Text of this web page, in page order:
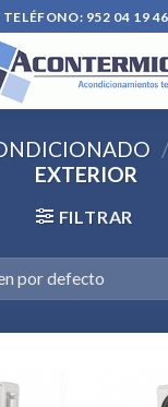
TELÉFONO: 952 04 19 46
/
EXTERIOR
FILTRAR